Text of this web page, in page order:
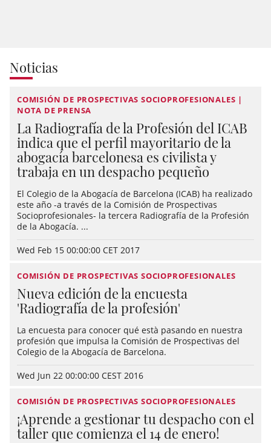
Noticias
COMISIÓN DE PROSPECTIVAS SOCIOPROFESIONALES |
NOTA DE PRENSA
La Radiografía de la Profesión del ICAB
indica que el perfil mayoritario de la
abogacía barcelonesa es civilista y
trabaja en un despacho pequeño
El Colegio de la Abogacía de Barcelona (ICAB) ha realizado
este año -a través de la Comisión de Prospectivas
Socioprofesionales- la tercera Radiografía de la Profesión
de la Abogacía. ...
Wed Feb 15 00:00:00 CET 2017
COMISIÓN DE PROSPECTIVAS SOCIOPROFESIONALES
Nueva edición de la encuesta
'Radiografía de la profesión'
La encuesta para conocer qué està pasando en nuestra
profesión que impulsa la Comisión de Prospectivas del
Colegio de la Abogacía de Barcelona.
Wed Jun 22 00:00:00 CEST 2016
COMISIÓN DE PROSPECTIVAS SOCIOPROFESIONALES
¡Aprende a gestionar tu despacho con el
taller que comienza el 14 de enero!